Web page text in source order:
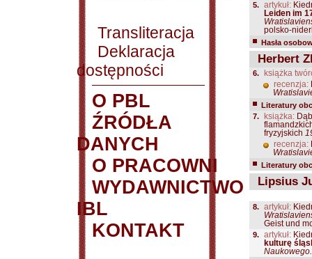
Transliteracja
Deklaracja
dostępności
O PBL
ŹRÓDŁA
DANYCH
O PRACOWNI
WYDAWNICTWO
IBL
KONTAKT
5. artykuł:
Leiden im
polsko-
Hasła
Herbert
6.
książka
recenzja:
Literatury
7.
książka:
fryzyjskich
recenzja:
Literatury
Lipsius
8. artykuł:
Geist und
9. artykuł:
kulturę